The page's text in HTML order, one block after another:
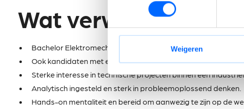
Weigeren
Wat verwachten wij
Bachelor Elektromechanica, Elektriciteit of een vergelijkbare
Ook kandidaten met een eerste relevante werkervaring
Sterke interesse in technische projecten binnen een
Analytisch ingesteld en sterk in probleemoplossend denken.
Hands-on mentaliteit en bereid om aanwezig te zijn op de